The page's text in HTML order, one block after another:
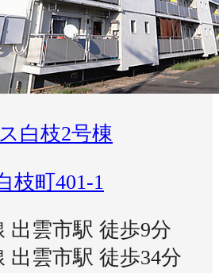
白枝2号棟
枝町401-1
出雲市駅 徒歩9分
出雲市駅 徒歩34分